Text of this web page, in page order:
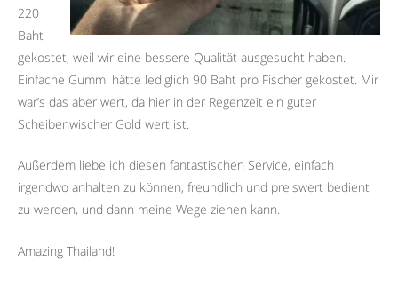
220
Baht
gekostet, weil wir eine bessere Qualität ausgesucht haben.
Einfache Gummi hätte lediglich 90 Baht pro Fischer gekostet. Mir
war’s das aber wert, da hier in der Regenzeit ein guter
Scheibenwischer Gold wert ist.
Außerdem liebe ich diesen fantastischen Service, einfach
irgendwo anhalten zu können, freundlich und preiswert bedient
zu werden, und dann meine Wege ziehen kann.
Amazing Thailand!